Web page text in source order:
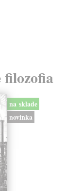
filozofia
na sklade
novinka